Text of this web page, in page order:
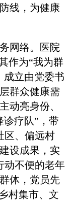
线，为健康
网络。医院
作为“我为群
成立由党委书
群众健康需
动亮身份、
诊疗队”，带
区、偏远村
设成果，实
动不便的老年
体，党员先
村集市、文